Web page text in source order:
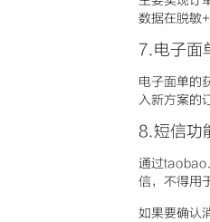
数据在脱敏
7.电子面
电子面单的
入新方案的
8.短信功
通过
信，不得用
如果要确认